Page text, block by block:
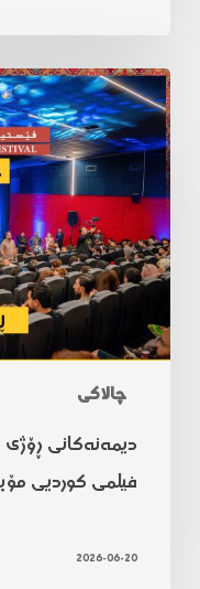
چالاکی
دیمەنەکانی
فیلمی کوردیی
2026-06-20